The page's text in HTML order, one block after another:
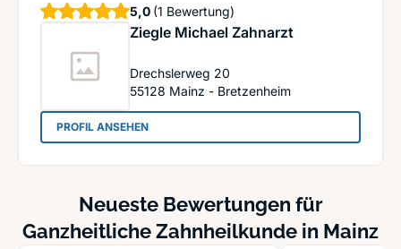
Ziegle Michael Zahnarzt
Drechslerweg 20
55128 Mainz - Bretzenheim
5,0 Sterne
(1 Bewertung)
PROFIL ANSEHEN: Ziegle Michael Zahnarzt
Neueste Bewertungen für
Ganzheitliche Zahnheilkunde in Mainz